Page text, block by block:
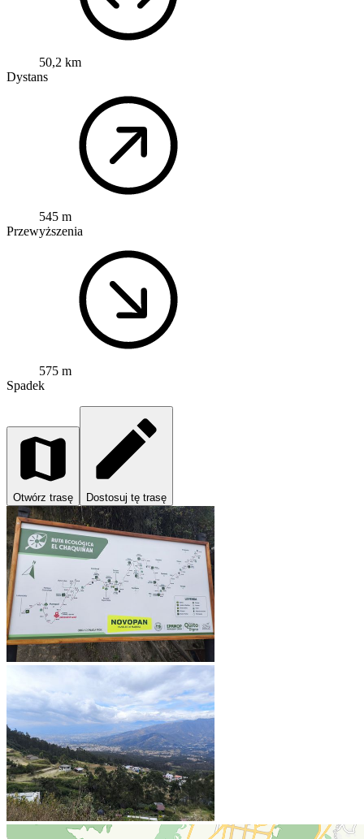
50,2 km
Dystans
545 m
Przewyższenia
575 m
Spadek
Otwórz trasę Dostosuj tę trasę